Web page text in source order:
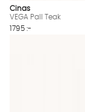
Cinas
VEGA Pall Teak
1795 :-